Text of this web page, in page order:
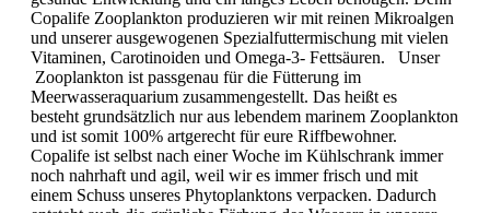
Copalife Zooplankton produzieren wir mit reinen Mikroalgen
und unserer ausgewogenen Spezialfuttermischung mit vielen
Vitaminen, Carotinoiden und Omega-3- Fettsäuren. Unser
Zooplankton ist passgenau für die Fütterung im
Meerwasseraquarium zusammengestellt. Das heißt es
besteht grundsätzlich nur aus lebendem marinem Zooplankton
und ist somit 100% artgerecht für eure Riffbewohner.
Copalife ist selbst nach einer Woche im Kühlschrank immer
noch nahrhaft und agil, weil wir es immer frisch und mit
einem Schuss unseres Phytoplanktons verpacken. Dadurch